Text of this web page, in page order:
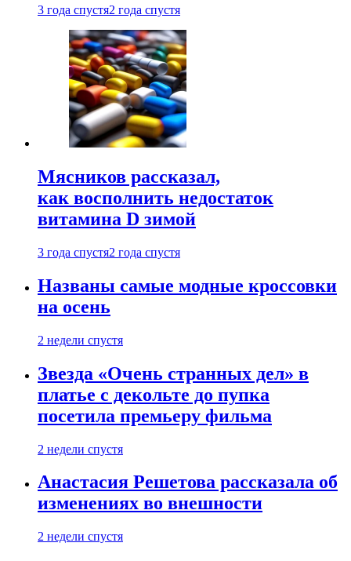
3 года спустя2 года спустя
Мясников рассказал,
как восполнить недостаток
витамина D зимой
3 года спустя2 года спустя
Названы самые модные кроссовки
на осень
2 недели спустя
Звезда «Очень странных дел» в
платье с декольте до пупка
посетила премьеру фильма
2 недели спустя
Анастасия Решетова рассказала об
изменениях во внешности
2 недели спустя